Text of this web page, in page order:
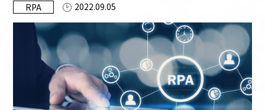
資料ダウンロード
お問い合わせ
このサイトについて
UiPathとは
RPA 2022.09.05